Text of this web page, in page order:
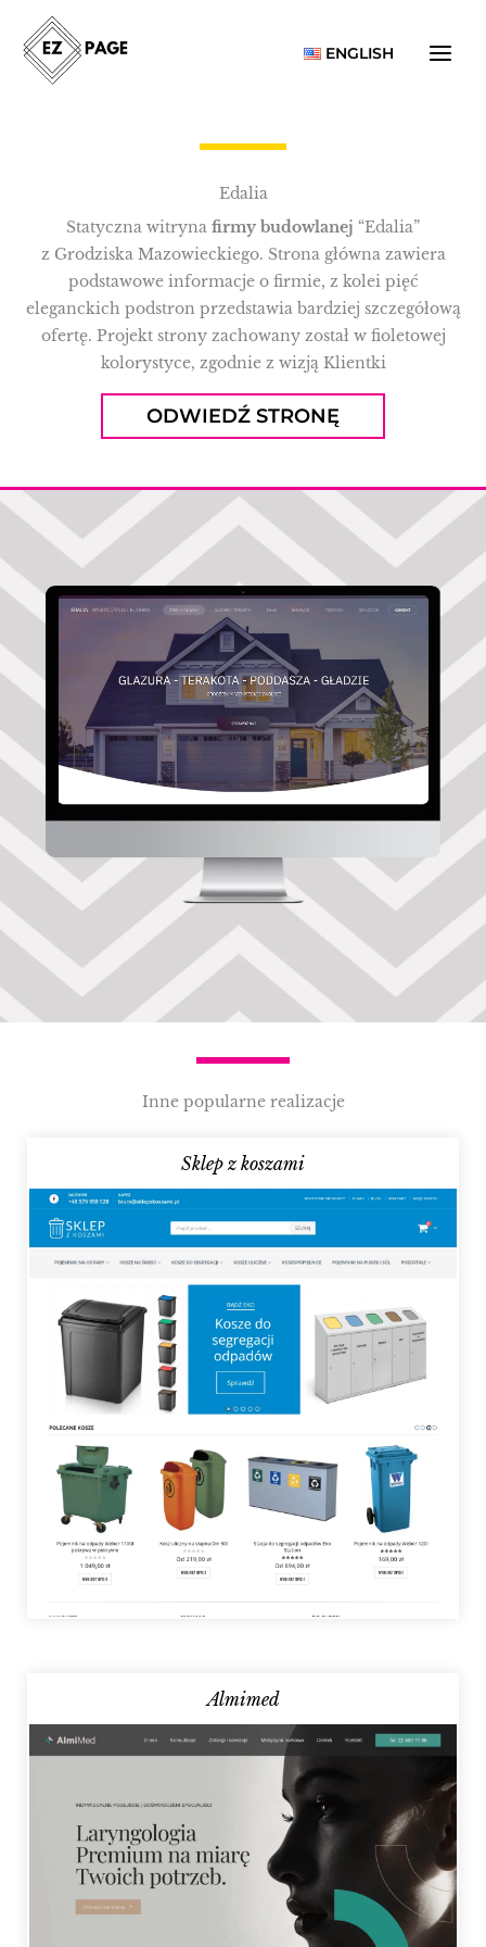
Przejdź
treści
ENGLISH
Edalia
Statyczna witryna firmy budowlanej “Edalia”
z Grodziska Mazowieckiego. Strona główna zawiera
podstawowe informacje o firmie, z kolei pięć
eleganckich podstron przedstawia bardziej szczegółową
ofertę. Projekt strony zachowany został w fioletowej
kolorystyce, zgodnie z wizją Klientki
ODWIEDŹ STRONĘ
Inne popularne realizacje
Sklep z koszami
Almimed